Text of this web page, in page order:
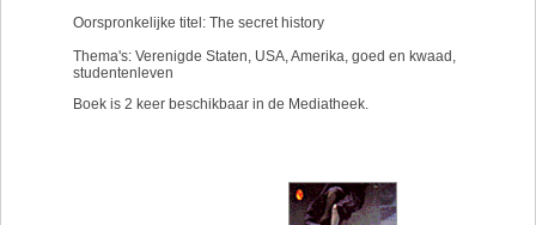
Oorspronkelijke titel: The secret history
Thema's: Verenigde Staten, USA, Amerika, goed en kwaad,
studentenleven
Boek is 2 keer beschikbaar in de Mediatheek.